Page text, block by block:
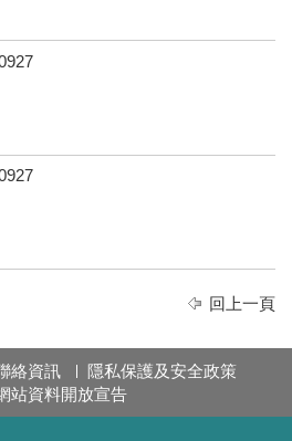
回上一頁
絡資訊
隱私保護及安全政策
站資料開放宣告